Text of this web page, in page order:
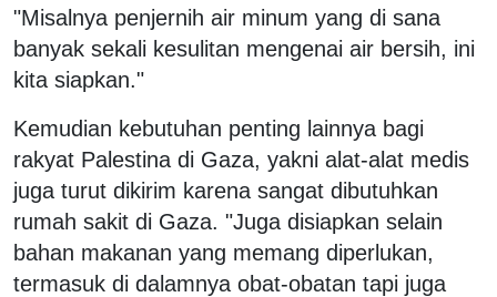
"Misalnya penjernih air minum yang di sana
banyak sekali kesulitan mengenai air bersih, ini
kita siapkan."
Kemudian kebutuhan penting lainnya bagi
rakyat Palestina di Gaza, yakni alat-alat medis
juga turut dikirim karena sangat dibutuhkan
rumah sakit di Gaza. "Juga disiapkan selain
bahan makanan yang memang diperlukan,
termasuk di dalamnya obat-obatan tapi juga